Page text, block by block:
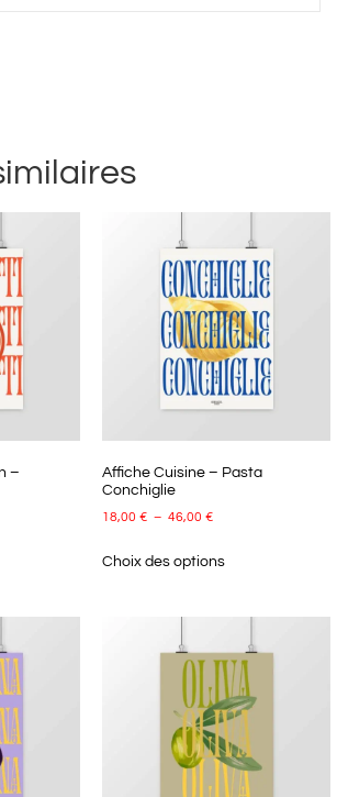
–
Affiche Cuisine – Pasta
Conchiglie
18,00 € – 46,00 €
Choix des options